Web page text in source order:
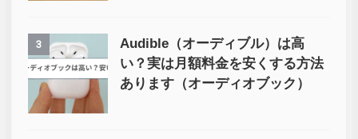
3
Audible（オーディブル）は高
い？実は月額料金を安くする方法
あります（オーディオブック）